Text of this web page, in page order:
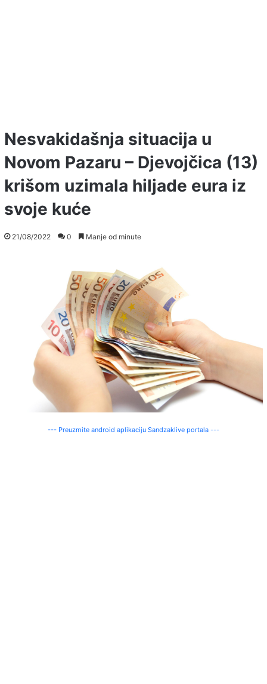
Nesvakidašnja situacija u
Novom Pazaru – Djevojčica (13)
krišom uzimala hiljade eura iz
svoje kuće
21/08/2022 0 Manje od minute
--- Preuzmite android aplikaciju Sandzaklive portala ---